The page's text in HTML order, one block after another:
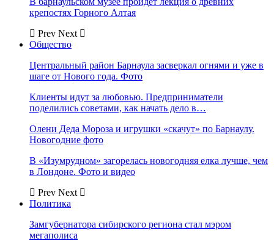
крепостях Горного Алтая
Prev Next
Общество
Центральный район Барнаула засверкал огнями и уже в
шаге от Нового года. Фото
Клиенты идут за любовью. Предприниматели
поделились советами, как начать дело в…
Олени Деда Мороза и игрушки «скачут» по Барнаулу.
Новогодние фото
В «Изумрудном» загорелась новогодняя елка лучше, чем
в Лондоне. Фото и видео
Prev Next
Политика
Замгубернатора сибирского региона стал мэром
мегаполиса